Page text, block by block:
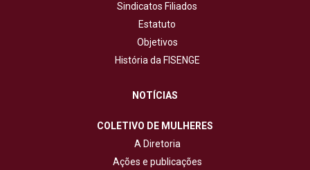
Sindicatos Filiados
Estatuto
Objetivos
História da FISENGE
NOTÍCIAS
COLETIVO DE MULHERES
A Diretoria
Ações e publicações